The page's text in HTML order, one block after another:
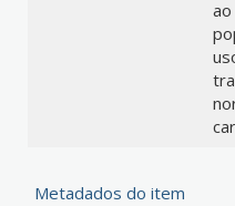
Metadados do item